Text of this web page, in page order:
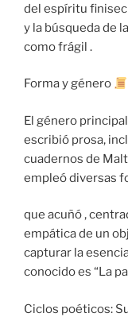
del espíritu
y la búsqueda de
como frágil .
Forma y género
El género
escribió prosa,
cuadernos de
empleó diversas
que acuñó ,
empática de un
capturar la
conocido es “La
Ciclos poéticos: